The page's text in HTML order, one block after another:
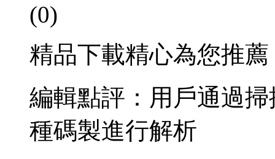
(0)
精品下載精心為您推薦
編輯點評：用戶通過
種碼製進行解析